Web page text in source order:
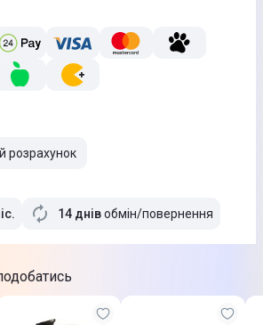
розрахунок
. 14 днівобмін/повернення